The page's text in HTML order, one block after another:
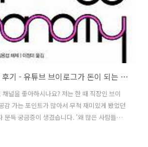
프로세스 이코노미 후기 - 유튜브 브이로그가 돈이 되는 이유와 프로세스 이코노미 전략
널을 좋아하시나요? 저는 한 때 직장인 브이
감 가는 포인트가 많아서 무척 재미있게 봤었던
문득 궁금증이 생겼습니다. '왜 많은 사람들이
이유가 있겠지만, 수익 창출이라는 목적도 있